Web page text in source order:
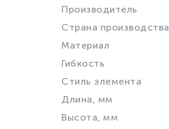
Производитель
Страна производства
Материал
Гибкость
Стиль элемента
Длина, мм
Высота, мм